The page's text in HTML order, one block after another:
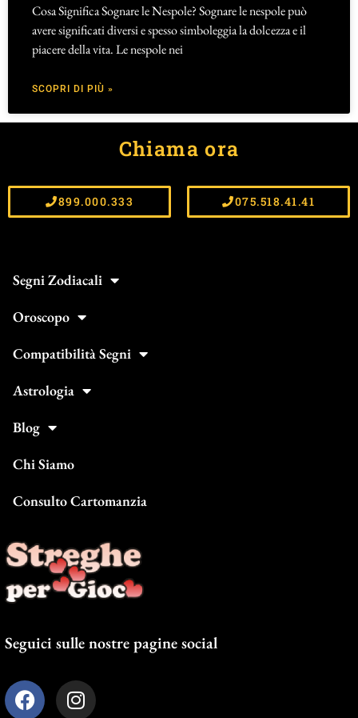
Cosa Significa Sognare le Nespole? Sognare le nespole può
avere significati diversi e spesso simboleggia la dolcezza e il
piacere della vita. Le nespole nei
SCOPRI DI PIÙ »
Chiama ora
899.000.333 075.518.41.41
Segni Zodiacali
Oroscopo
Compatibilità Segni
Astrologia
Blog
Chi Siamo
Consulto Cartomanzia
Seguici sulle nostre pagine social
F
a
I
n